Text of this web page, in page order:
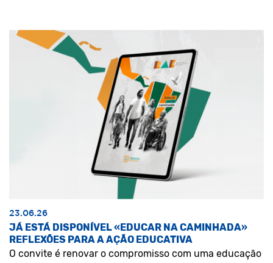
23.06.26
JÁ ESTÁ DISPONÍVEL «EDUCAR NA CAMINHADA»
REFLEXÕES PARA A AÇÃO EDUCATIVA
O convite é renovar o compromisso com uma educação